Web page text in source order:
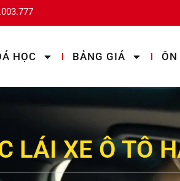
HỌC BẢNG GIÁ ÔN
LÁI XE Ô TÔ